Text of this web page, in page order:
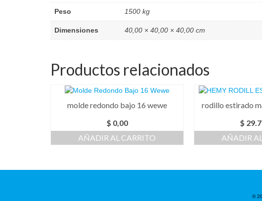
Peso 1500 kg
Dimensiones 40,00 × 40,00 × 40,00 cm
Productos relacionados
molde redondo bajo 16 wewe
$ 0,00
AÑADIR AL CARRITO
rodillo estirado
$
AÑADIR
©